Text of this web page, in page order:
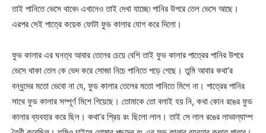
তাই পানিতে ভেসে থাকে৷ এখানেও তাই দেখা যাচ্ছে৷ পানির উপরে তেল ভেসে আছে।
এরপর সেই পাত্রে কয়েক ফোটা ফুড কালার যোগ করে দিলো।
ফুড কালার এর ঘনত্ব আবার তেলের চেয়ে বেশি তাই ফুড কালার পাত্রের পানির উপরে
ভেসে থাকা তেল কে ভেদ করে সোজা নিচে পানিতে পড়ে গেছে। তুমি আবার কথা’র
বন্ধুদের মতো ভেবো না যে, ফুড কালার তেলের মতো পানিতে মিশে না। পাত্রের পানির
সাথে ফুড কালার সম্পূর্ণ মিশে গিয়েছে। তোমাকে তো বলাই হয় নি, কথা কোন রঙের ফুড
কালার ব্যবহার করে ছিল। কথা’র প্রিয় রং ছিলো লাল। তাই সে লাল রঙের লাভাল্যাম্প